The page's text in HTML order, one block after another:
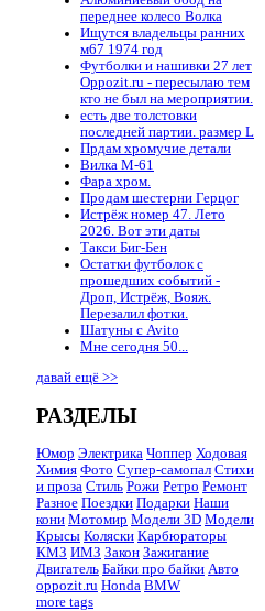
переднее колесо Волка
Ищутся владельцы ранних
м67 1974 год
Футболки и нашивки 27 лет
Oppozit.ru - пересылаю тем
кто не был на мероприятии.
есть две толстовки
последней партии. размер L
Прдам хромучие детали
Вилка М-61
Фара хром.
Продам шестерни Герцог
Истрёж номер 47. Лето
2026. Вот эти даты
Такси Биг-Бен
Остатки футболок с
прошедших событий -
Дроп, Истрёж, Вояж.
Перезалил фотки.
Шатуны с Avito
Мне сегодня 50...
давай ещё >>
РАЗДЕЛЫ
Юмор Электрика Чоппер Ходовая
Химия Фото Супер-самопал Стихи
и проза Стиль Рожи Ретро Ремонт
Разное Поездки Подарки Наши
кони Мотомир Модели 3D Модели
Крысы Коляски Карбюраторы
КМЗ ИМЗ Закон Зажигание
Двигатель Байки про байки Авто
oppozit.ru Honda BMW
more tags